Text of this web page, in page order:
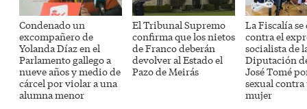
Condenado un
excompañero de
Yolanda Díaz en el
Parlamento gallego a
nueve años y medio de
cárcel por violar a una
alumna menor
El Tribunal Supremo
confirma que los nietos
de Franco deberán
devolver al Estado el
Pazo de Meirás
La Fiscalía
contra el
socialista de
Diputación
José Tomé
sexual contra
mujer